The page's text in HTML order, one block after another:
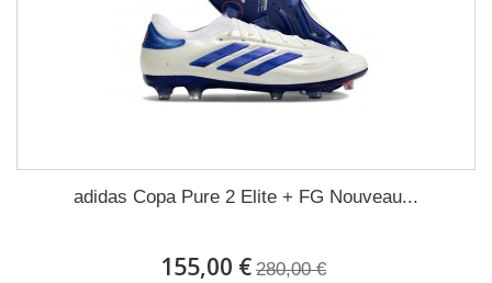
adidas Copa Pure 2 Elite + FG Nouveau...
155,00 € 280,00 €